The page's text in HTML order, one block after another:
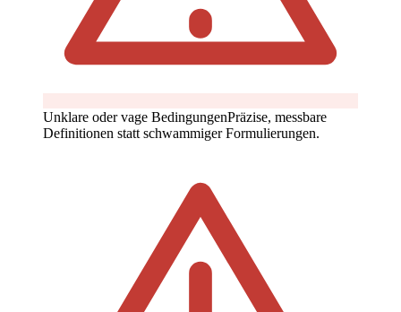
Unklare oder vage BedingungenPräzise, messbare
Definitionen statt schwammiger Formulierungen.